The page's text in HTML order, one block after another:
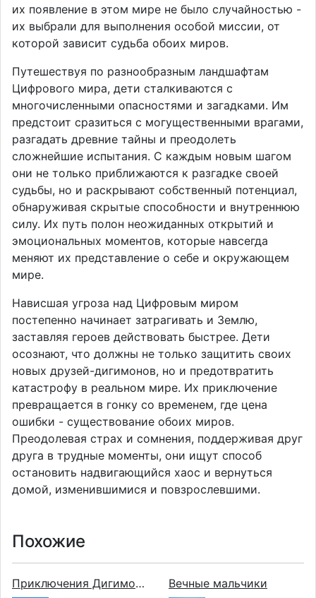
их появление в этом мире не было случайностью -
их выбрали для выполнения особой миссии, от
которой зависит судьба обоих миров.
Путешествуя по разнообразным ландшафтам
Цифрового мира, дети сталкиваются с
многочисленными опасностями и загадками. Им
предстоит сразиться с могущественными врагами,
разгадать древние тайны и преодолеть
сложнейшие испытания. С каждым новым шагом
они не только приближаются к разгадке своей
судьбы, но и раскрывают собственный потенциал,
обнаруживая скрытые способности и внутреннюю
силу. Их путь полон неожиданных открытий и
эмоциональных моментов, которые навсегда
меняют их представление о себе и окружающем
мире.
Нависшая угроза над Цифровым миром
постепенно начинает затрагивать и Землю,
заставляя героев действовать быстрее. Дети
осознают, что должны не только защитить своих
новых друзей-дигимонов, но и предотвратить
катастрофу в реальном мире. Их приключение
превращается в гонку со временем, где цена
ошибки - существование обоих миров.
Преодолевая страх и сомнения, поддерживая друг
друга в трудные моменты, они ищут способ
остановить надвигающийся хаос и вернуться
домой, изменившимися и повзрослевшими.
Похожие
Приключения Дигимонов Вечные мальчики